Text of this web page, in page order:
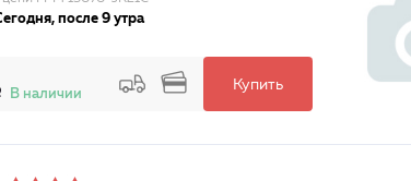
после 9 утра
В наличии
Купить